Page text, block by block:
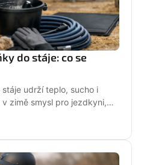
do stáje: co se
udrží teplo, sucho i
zimě smysl pro jezdkyni,